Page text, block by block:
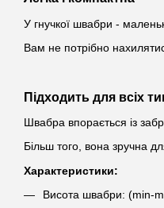
У гнучкої швабри -
Вам не потрібно
Підходить для всіх
Швабра впорається із
Більш того, вона зручна
Характеристики:
Висота швабри: (min-